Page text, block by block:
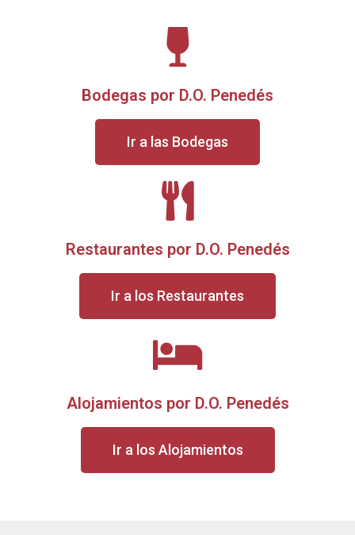
Bodegas por D.O. Penedés
Ir a las Bodegas
Restaurantes por D.O. Penedés
Ir a los Restaurantes
Alojamientos por D.O. Penedés
Ir a los Alojamientos